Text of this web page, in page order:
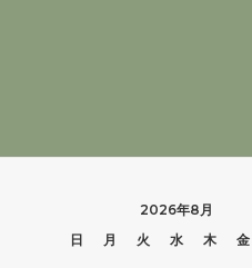
2026年8月
日
月 火 水 木 金